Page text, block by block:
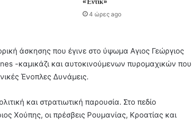
4 ώρες ago
άσκησης που έγινε στο ύψωμα Αγιος Γεώργιος
-καμικάζι και αυτοκινούμενων πυρομαχικών που
Ένοπλες Δυνάμεις.
και στρατιωτική παρουσία. Στο πεδίο
Χούπης, οι πρέσβεις Ρουμανίας, Κροατίας και